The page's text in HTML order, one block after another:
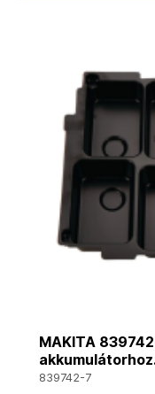
MAKITA
839742-7